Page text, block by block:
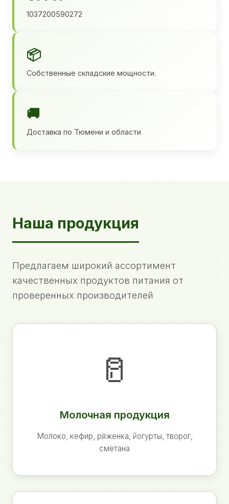
1037200590272
📦
Собственные складские мощности.
🚚
Доставка по Тюмени и области
Наша продукция
Предлагаем широкий ассортимент
качественных продуктов питания от
проверенных производителей
🥛
Молочная продукция
Молоко, кефир, ряженка, йогурты, творог,
сметана